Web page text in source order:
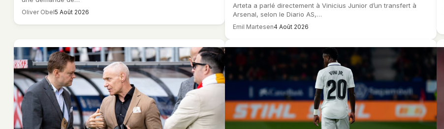
Oliver Obel5 Août 2026
Arteta a parlé directement à Vinicius Junior d’un transfert à
Arsenal, selon le Diario AS,…
Emil Martesen4 Août 2026